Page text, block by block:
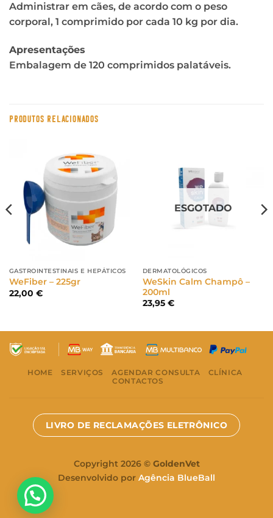
Administrar em cães, de acordo com o peso
corporal, 1 comprimido por cada 10 kg por dia.
Apresentações
Embalagem de 120 comprimidos palatáveis.
PRODUTOS RELACIONADOS
GASTROINTESTINAIS E HEPÁTICOS
WeFiber – 225gr
22,00 €
ESGOTADO
DERMATOLÓGICOS
WeSkin Calm Champô –
200ml
23,95 €
HOME SERVIÇOS AGENDAR CONSULTA
CLÍNICA
CONTACTOS
LIVRO DE RECLAMAÇÕES ELETRÔNICO
Copyright 2026 © GoldenVet
Desenvolvido por Agência BlueBall